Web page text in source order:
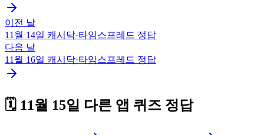
이전 날
11월 14일 캐시닥·타임스프레드 정답
다음 날
11월 16일 캐시닥·타임스프레드 정답
🗓️ 11월 15일 다른 앱 퀴즈 정답